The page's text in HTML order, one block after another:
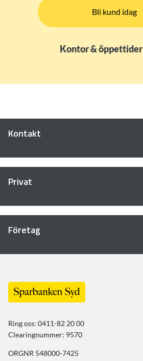
Bli kund idag
Kontor & öppettider
Kontakt
Privat
Företag
Ring oss: 0411-82 20 00
Clearingnummer: 9570
ORGNR 548000-7425